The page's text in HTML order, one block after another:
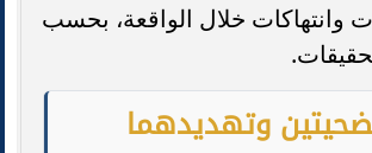
وانتهاكات خلال الواقعة، بحسب
وتهديدهما